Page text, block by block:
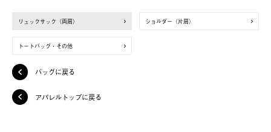
リュックサック（両肩） ショルダー（片肩）
トートバッグ・その他
バッグに戻る
アパレルトップに戻る